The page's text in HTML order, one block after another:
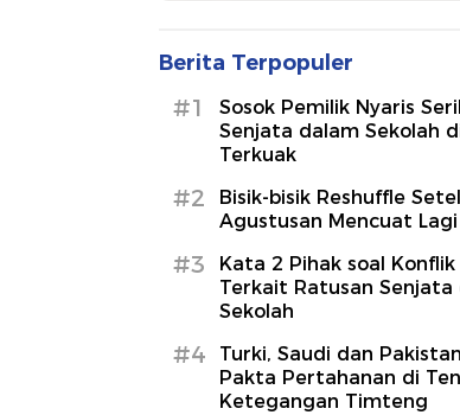
Berita Terpopuler
#1
Sosok Pemilik Nyaris
Senjata dalam Sekolah
Terkuak
#2
Bisik-bisik Reshuffle
Agustusan Mencuat Lagi
#3
Kata 2 Pihak soal Konflik
Terkait Ratusan Senjata
Sekolah
#4
Turki, Saudi dan
Pakta Pertahanan di
Ketegangan Timteng